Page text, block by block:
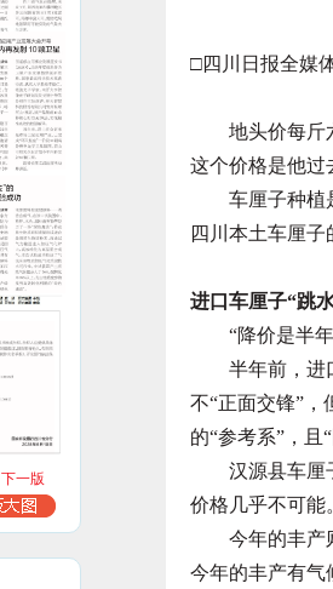
下一版
□四川日报全媒
地头价每斤六
这个价格是他过
车厘子种植是
四川本土车厘子
进口车厘子“跳
“降价是半年
半年前，进口
不“正面交锋”
的“参考系”，且
汉源县车厘子
价格几乎不可能
今年的丰产则
今年的丰产有